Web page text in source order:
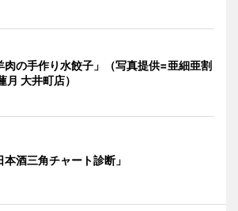
肉の手作り水餃子」（写真提供=亜細亜割
月 大井町店）
本酒三角チャート診断」